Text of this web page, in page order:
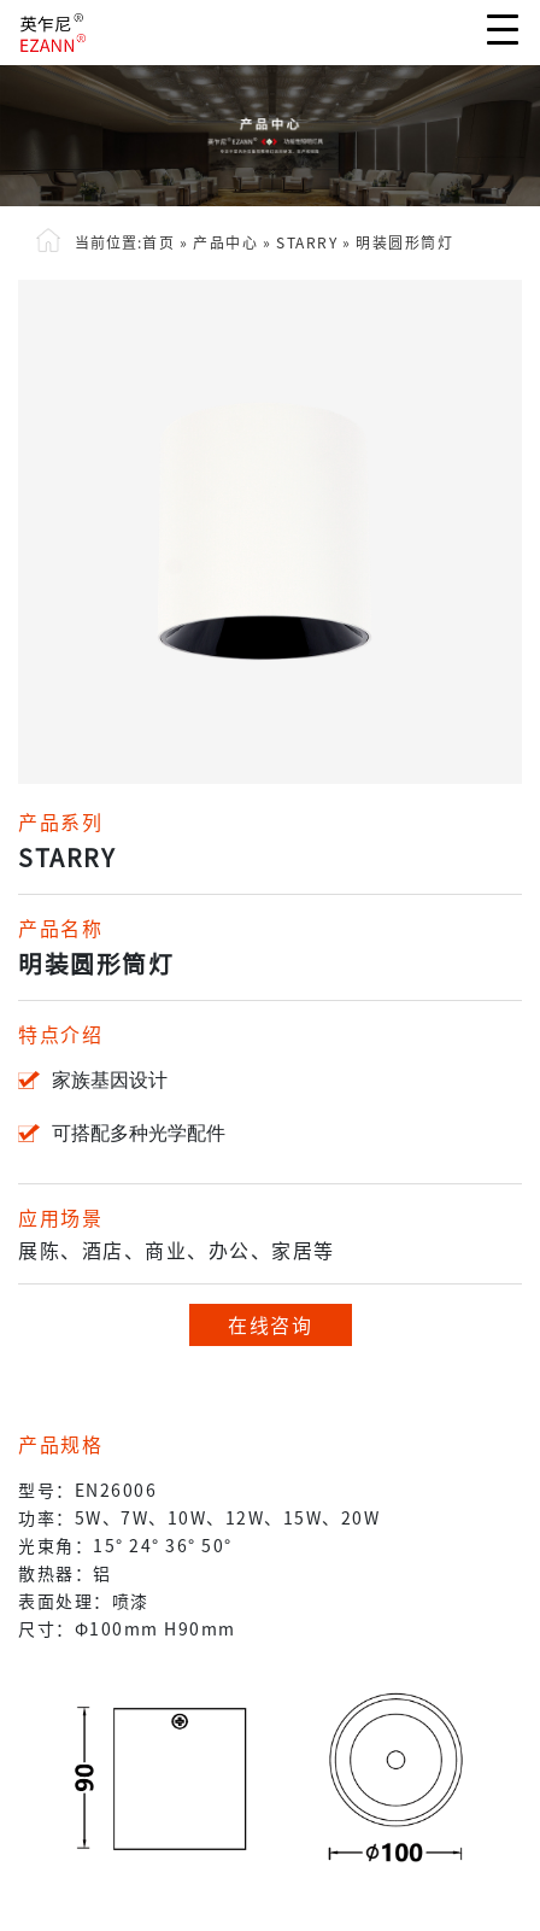
当前位置:首页 » 产品中心 » STARRY » 明装圆形筒灯
产品系列
STARRY
产品名称
明装圆形筒灯
特点介绍
家族基因设计
可搭配多种光学配件
应用场景
展陈、酒店、商业、办公、家居等
在线咨询
产品规格
型号：EN26006
功率：5W、7W、10W、12W、15W、20W
光束角：15° 24° 36° 50°
散热器：铝
表面处理：喷漆
尺寸：Φ100mm H90mm